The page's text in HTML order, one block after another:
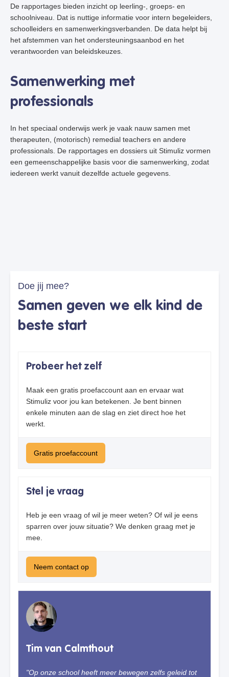
De rapportages bieden inzicht op leerling-, groeps- en
schoolniveau. Dat is nuttige informatie voor intern begeleiders,
schoolleiders en samenwerkingsverbanden. De data helpt bij
het afstemmen van het ondersteuningsaanbod en het
verantwoorden van beleidskeuzes.
Samenwerking met
professionals
In het speciaal onderwijs werk je vaak nauw samen met
therapeuten, (motorisch) remedial teachers en andere
professionals. De rapportages en dossiers uit Stimuliz vormen
een gemeenschappelijke basis voor die samenwerking, zodat
iedereen werkt vanuit dezelfde actuele gegevens.
Doe jij mee?
Samen geven we elk kind de
beste start
Probeer het zelf
Maak een gratis proefaccount aan en ervaar wat
Stimuliz voor jou kan betekenen. Je bent binnen
enkele minuten aan de slag en ziet direct hoe het
werkt.
Gratis proefaccount
Stel je vraag
Heb je een vraag of wil je meer weten? Of wil je eens
sparren over jouw situatie? We denken graag met je
mee.
Neem contact op
Tim van Calmthout
"Op onze school heeft meer bewegen zelfs geleid tot